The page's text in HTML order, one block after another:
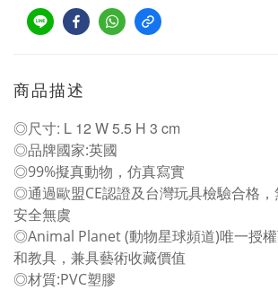
商品描述
◎尺寸: L 12 W 5.5 H 3 cm
◎品牌國家:英國
◎99%擬真動物，仿真寫實
◎通過歐盟CE認證及台灣玩具檢驗合格，
安全無虞
◎Animal Planet (動物星球頻道)唯一授
和教具，兼具藝術收藏價值
◎材質:PVC塑膠